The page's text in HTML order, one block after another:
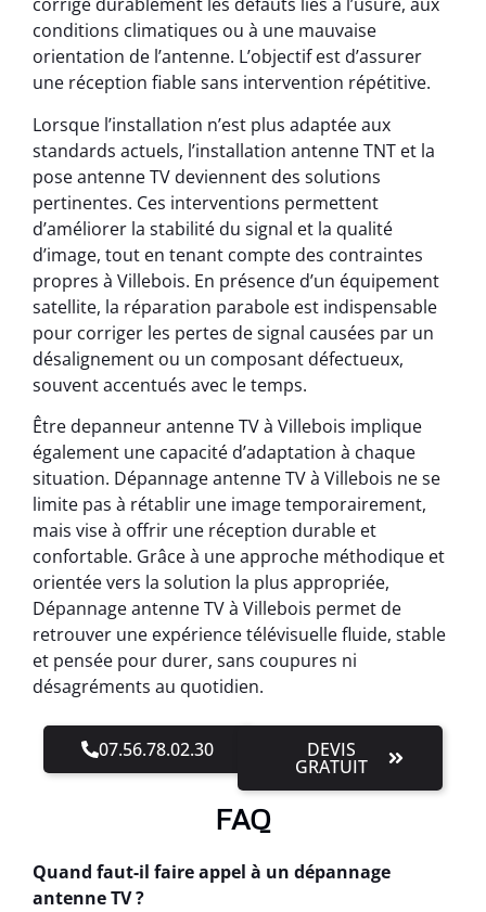
conditions climatiques ou à une mauvaise
orientation de l’antenne. L’objectif est d’assurer
une réception fiable sans intervention répétitive.
Lorsque l’installation n’est plus adaptée aux
standards actuels, l’installation antenne TNT et la
pose antenne TV deviennent des solutions
pertinentes. Ces interventions permettent
d’améliorer la stabilité du signal et la qualité
d’image, tout en tenant compte des contraintes
propres à Villebois. En présence d’un équipement
satellite, la réparation parabole est indispensable
pour corriger les pertes de signal causées par un
désalignement ou un composant défectueux,
souvent accentués avec le temps.
Être depanneur antenne TV à Villebois implique
également une capacité d’adaptation à chaque
situation. Dépannage antenne TV à Villebois ne se
limite pas à rétablir une image temporairement,
mais vise à offrir une réception durable et
confortable. Grâce à une approche méthodique et
orientée vers la solution la plus appropriée,
Dépannage antenne TV à Villebois permet de
retrouver une expérience télévisuelle fluide, stable
et pensée pour durer, sans coupures ni
désagréments au quotidien.
07.56.78.02.30 DEVIS
GRATUIT
FAQ
Quand faut-il faire appel à un dépannage
antenne TV ?